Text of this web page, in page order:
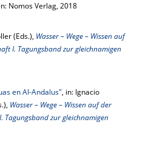
Nomos Verlag, 2018
(Eds.), Wasser – Wege – Wissen auf
I. Tagungsband zur gleichnamigen
en Al-Andalus", in: Ignacio
Wasser – Wege – Wissen auf der
Tagungsband zur gleichnamigen